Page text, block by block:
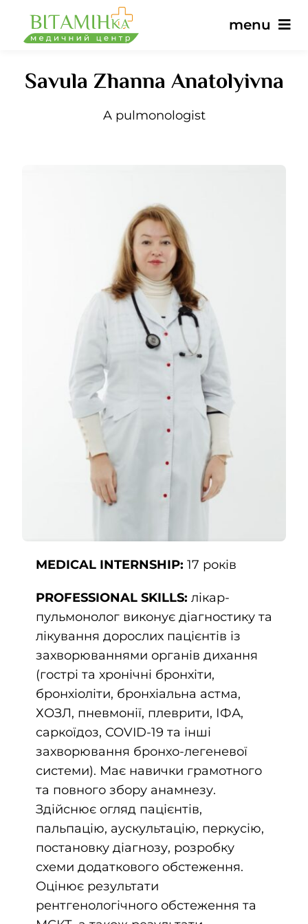
content
menu
Main
Services
Prices
Reviews
News
Contacts
Savula Zhanna Anatolyivna
A pulmonologist
MEDICAL INTERNSHIP: 17 років
PROFESSIONAL SKILLS: лікар-
пульмонолог виконує діагностику та
лікування дорослих пацієнтів із
захворюваннями органів дихання
(гострі та хронічні бронхіти,
бронхіоліти, бронхіальна астма,
ХОЗЛ, пневмонії, плеврити, ІФА,
саркоїдоз, COVID-19 та інші
захворювання бронхо-легеневої
системи). Має навички грамотного
та повного збору анамнезу.
Здійснює огляд пацієнтів,
пальпацію, аускультацію, перкусію,
постановку діагнозу, розробку
схеми додаткового обстеження.
Оцінює результати
рентгенологічного обстеження та